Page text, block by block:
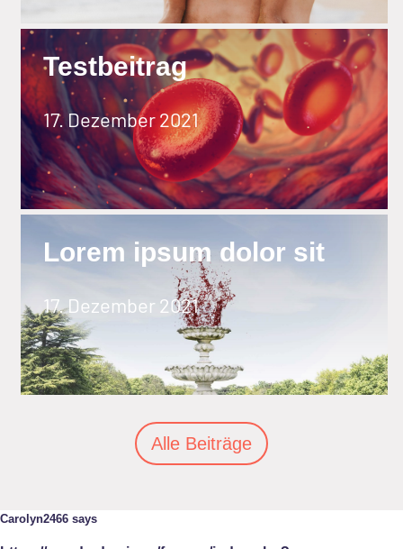
Testbeitrag
17. Dezember 2021
Lorem ipsum dolor sit
17. Dezember 2021
Alle Beiträge
Carolyn2466 says